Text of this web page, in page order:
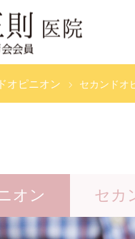
オピニオン セカンドオ
オン セカ